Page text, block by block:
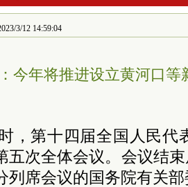
3/12 14:59:04
今年将推进设立黄河口等
，第十四届全国人民代
五次全体会议。会议结
列席会议的国务院有关